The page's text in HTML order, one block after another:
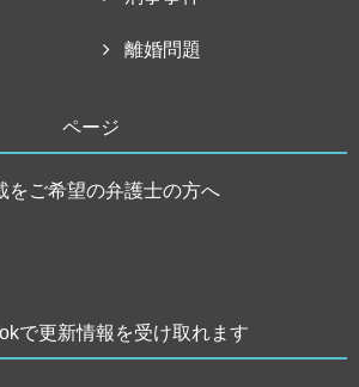
離婚問題
ページ
をご希望の弁護士の方へ
で更新情報を受け取れます